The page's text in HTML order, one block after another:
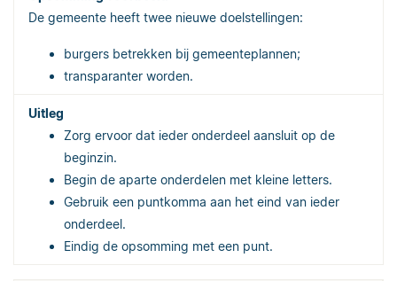
De gemeente heeft twee nieuwe doelstellingen:
burgers betrekken bij gemeenteplannen;
transparanter worden.
Zorg ervoor dat ieder onderdeel aansluit op de
beginzin.
Begin de aparte onderdelen met kleine letters.
Gebruik een puntkomma aan het eind van ieder
onderdeel.
Eindig de opsomming met een punt.